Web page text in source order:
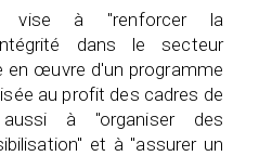
vise à "renforcer la
dans le secteur
en œuvre d'un programme
au profit des cadres de
à "organiser des
et à "assurer un